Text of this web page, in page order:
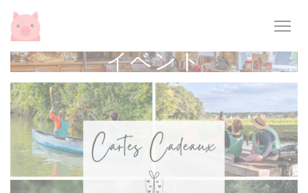
クッキー利用の管理について
イベント